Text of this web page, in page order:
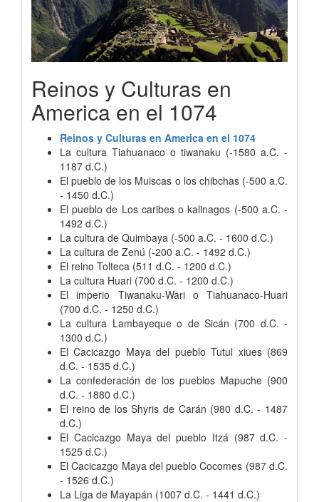
Reinos y Culturas en
America en el 1074
Reinos y Culturas en America en el 1074
La cultura Tiahuanaco o tiwanaku (-1580 a.C. -
1187 d.C.)
El pueblo de los Muiscas o los chibchas (-500 a.C.
- 1450 d.C.)
El pueblo de Los caribes o kalinagos (-500 a.C. -
1492 d.C.)
La cultura de Quimbaya (-500 a.C. - 1600 d.C.)
La cultura de Zenú (-200 a.C. - 1492 d.C.)
El reino Tolteca (511 d.C. - 1200 d.C.)
La cultura Huari (700 d.C. - 1200 d.C.)
El imperio Tiwanaku-Wari o Tiahuanaco-Huari
(700 d.C. - 1250 d.C.)
La cultura Lambayeque o de Sicán (700 d.C. -
1300 d.C.)
El Cacicazgo Maya del pueblo Tutul xiues (869
d.C. - 1535 d.C.)
La confederación de los pueblos Mapuche (900
d.C. - 1880 d.C.)
El reino de los Shyris de Carán (980 d.C. - 1487
d.C.)
El Cacicazgo Maya del pueblo Itzá (987 d.C. -
1525 d.C.)
El Cacicazgo Maya del pueblo Cocomes (987 d.C.
- 1526 d.C.)
La Liga de Mayapán (1007 d.C. - 1441 d.C.)